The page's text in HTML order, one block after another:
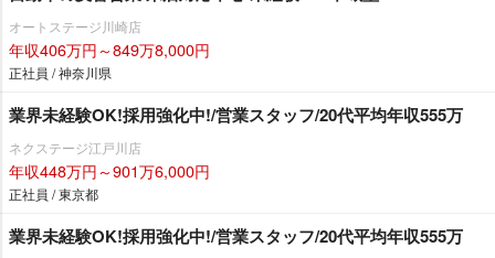
オートステージ川崎店
年収406万円～849万8,000円
正社員 / 神奈川県
業界未経験OK!採用強化中!/営業スタッフ/20代平均年収555万
ネクステージ江戸川店
年収448万円～901万6,000円
正社員 / 東京都
業界未経験OK!採用強化中!/営業スタッフ/20代平均年収555万